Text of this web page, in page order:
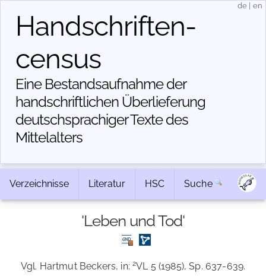
Handschriften­
census
Eine Bestandsaufnahme der
handschriftlichen Über­lieferung
deutschsprachiger Texte des
Mittelalters
de en
Verzeichnisse Literatur HSC Suche
'Leben und Tod'
Vgl. Hartmut Beckers, in: 2VL 5 (1985), Sp. 637-639.